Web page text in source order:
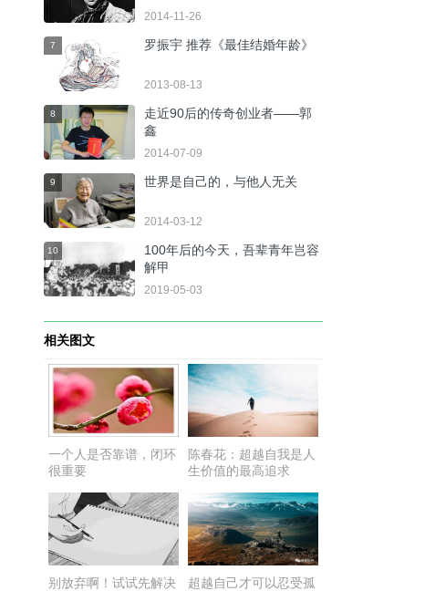
2014-11-26
7 罗振宇 推荐《最佳结婚年龄》
2013-08-13
8
走近90后的传奇创业者——郭
鑫
2014-07-09
9 世界是自己的，与他人无关
2014-03-12
10
100年后的今天，吾辈青年岂容
解甲
2019-05-03
相关图文
一个人是否靠谱，闭环
很重要
陈春花：超越自我是人
生价值的最高追求
别放弃啊！试试先解决
超越自己才可以忍受孤